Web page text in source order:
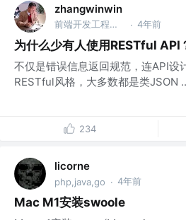
zhangwinwin
前端开发工程师 @广州（求坑：344879340@qq.com） · 4年前
为什么少有人使用RESTful API
不仅是错误信息返回规范，连API设
RESTful风格，大多数都是类JSON
234
licorne
php,java,go · 4年前
Mac M1安装swoole